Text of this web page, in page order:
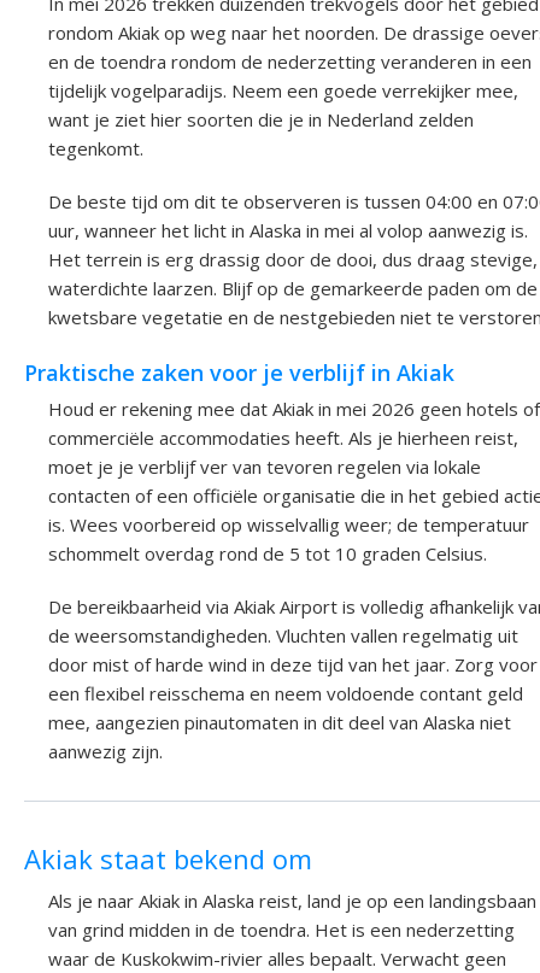
rondom Akiak op weg naar het noorden. De drassige
en de toendra rondom de nederzetting veranderen in een
tijdelijk vogelparadijs. Neem een goede verrekijker mee,
want je ziet hier soorten die je in Nederland zelden
tegenkomt.
De beste tijd om dit te observeren is tussen 04:00 en
uur, wanneer het licht in Alaska in mei al volop aanwezig is.
Het terrein is erg drassig door de dooi, dus draag stevige,
waterdichte laarzen. Blijf op de gemarkeerde paden om de
kwetsbare vegetatie en de nestgebieden niet te
Praktische zaken voor je verblijf in Akiak
Houd er rekening mee dat Akiak in mei 2026 geen hotels of
commerciële accommodaties heeft. Als je hierheen reist,
moet je je verblijf ver van tevoren regelen via lokale
contacten of een officiële organisatie die in het gebied
is. Wees voorbereid op wisselvallig weer; de temperatuur
schommelt overdag rond de 5 tot 10 graden Celsius.
De bereikbaarheid via Akiak Airport is volledig afhankelijk
de weersomstandigheden. Vluchten vallen regelmatig uit
door mist of harde wind in deze tijd van het jaar. Zorg voor
een flexibel reisschema en neem voldoende contant geld
mee, aangezien pinautomaten in dit deel van Alaska niet
aanwezig zijn.
Akiak staat bekend om
Als je naar Akiak in Alaska reist, land je op een landingsbaan
van grind midden in de toendra. Het is een nederzetting
waar de Kuskokwim-rivier alles bepaalt. Verwacht geen